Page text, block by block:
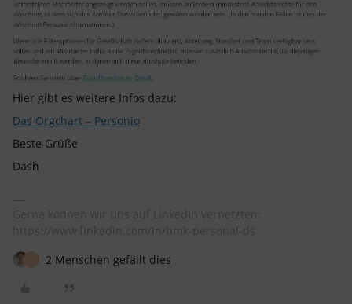
Hier gibt es weitere Infos dazu:
Das Orgchart – Personio
Beste Grüße
Dash
Gerne können wir uns auf LinkedIn vernetzten:
https://www.linkedin.com/in/hmk-personal-ds
2 Menschen gefällt dies